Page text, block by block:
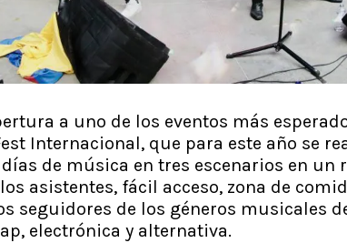
a uno de los eventos más
Internacional, que para este año se
de música en tres escenarios en un
asistentes, fácil acceso, zona de
seguidores de los géneros musicales
electrónica y alternativa.